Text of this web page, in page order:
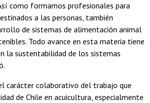
como formamos profesionales para
a las personas, también
de sistemas de alimentación animal
Todo avance en esta materia tiene
la sustentabilidad de los sistemas
carácter colaborativo del trabajo que
de Chile en acuicultura, especialmente